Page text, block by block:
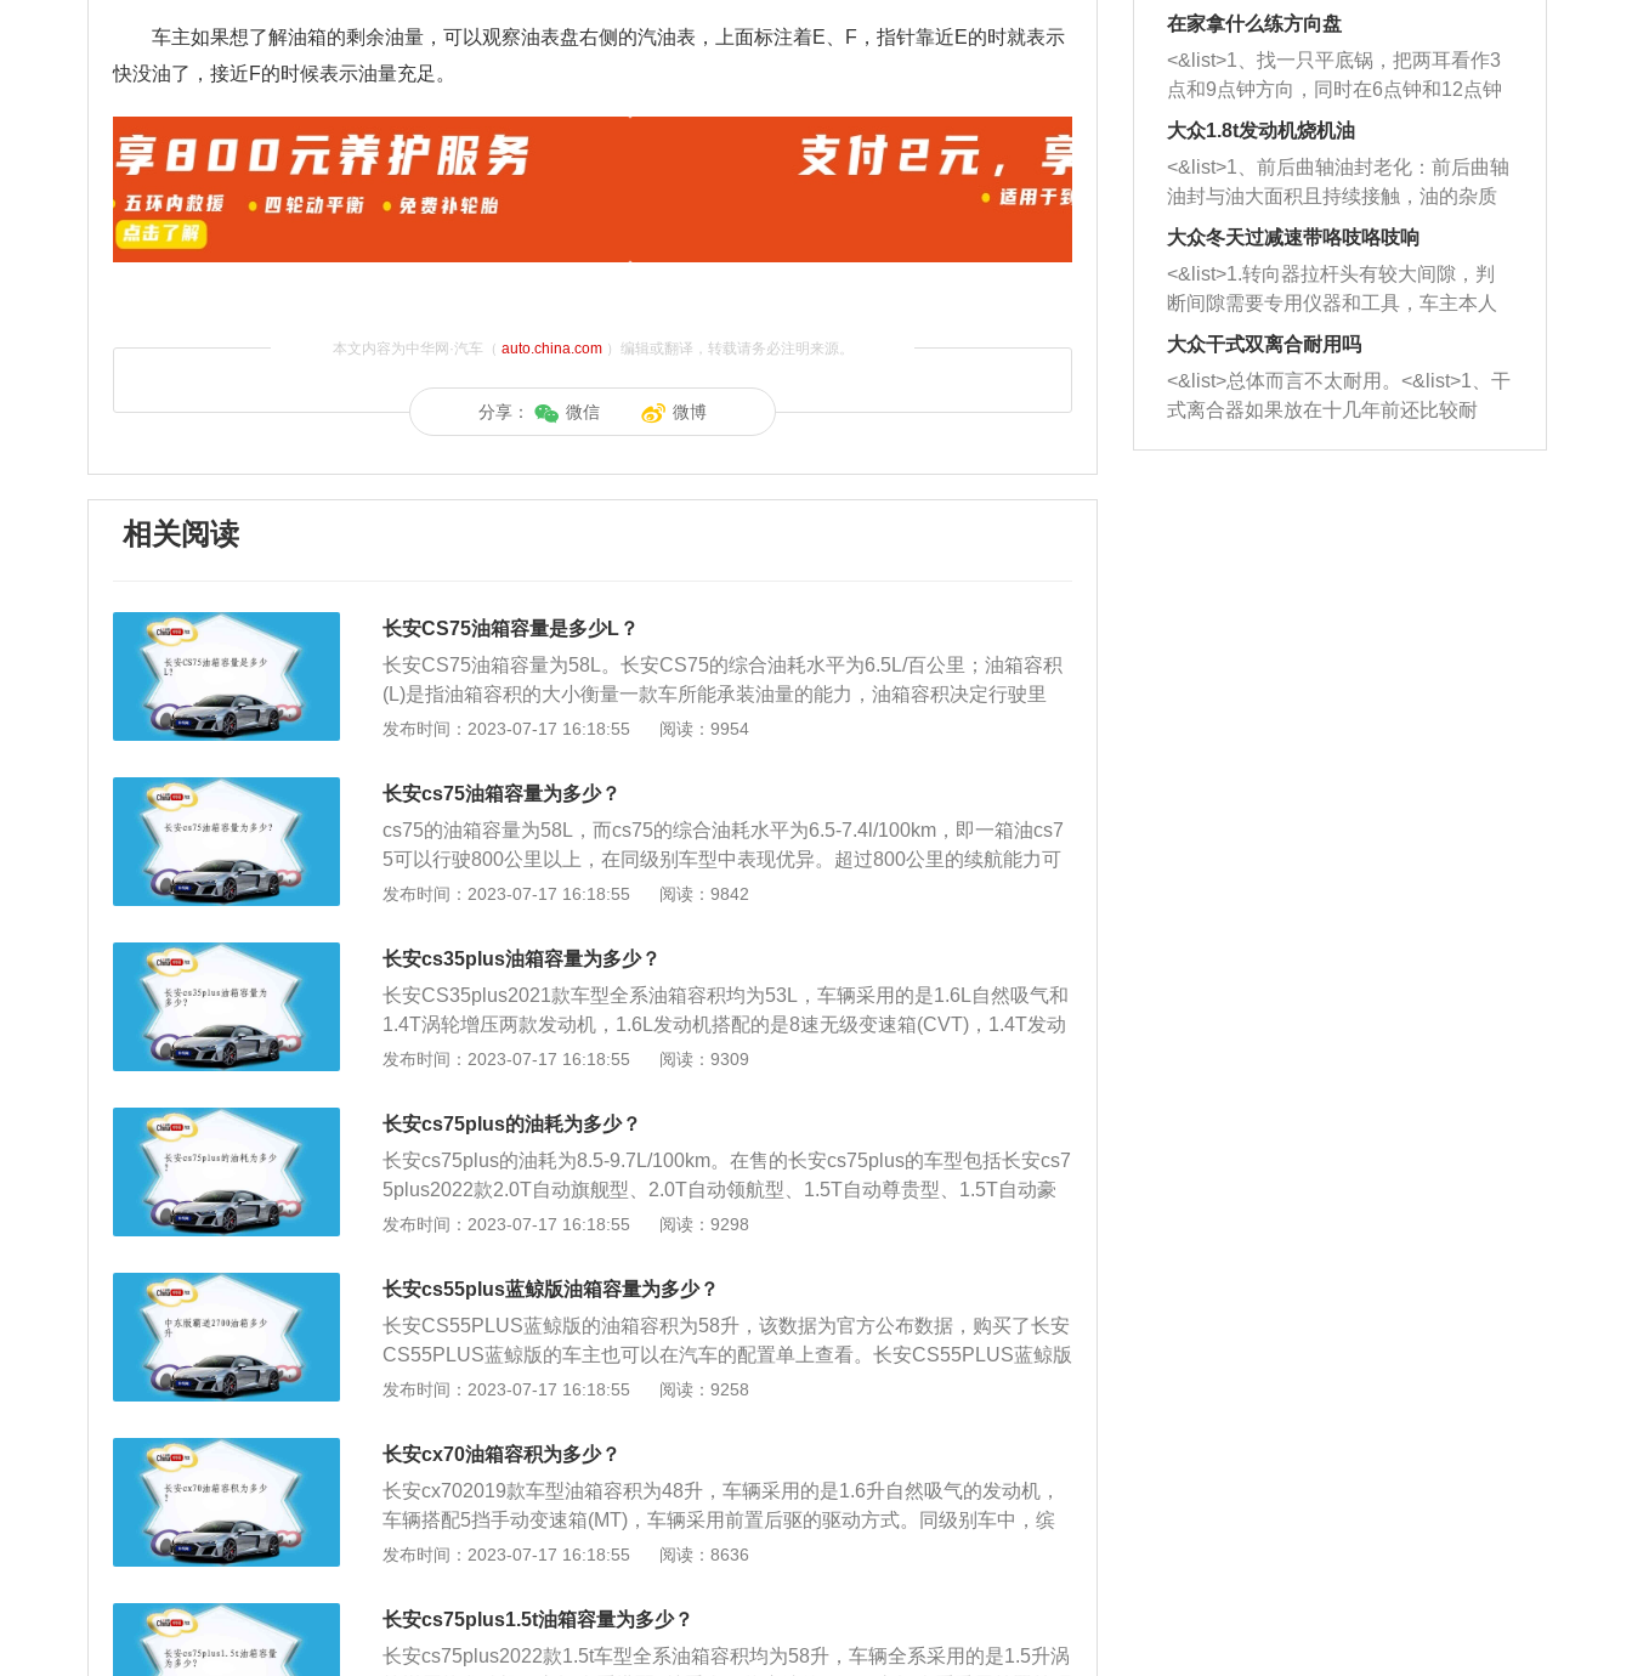
车主如果想了解油箱的剩余油量，可以观察油表盘右侧的汽油表，上面标注着E、F，指针靠近E的时就表示
快没油了，接近F的时候表示油量充足。
本文内容为中华网·汽车（ auto.china.com）编辑或翻译，转载请务必注明来源。
分享： 微信 微博
相关阅读
长安CS75油箱容量是多少L？
长安CS75油箱容量为58L。长安CS75的综合油耗水平为6.5L/百公里；油箱容积
(L)是指油箱容积的大小衡量一款车所能承装油量的能力，油箱容积决定行驶里
程。长安CS75的综合油耗水平为6.5L/百公里。百公里油耗：百公里油耗是指车
耗是厂家在客观环境中，用安装在车辆底盘的测功机测得的值转换为速度参数，
再指定速度行驶，计算出车型的理论实验百公里油耗数据。油箱容积(L)是指油箱
容积的大小衡量一款车所能承装油量的能力，油箱容积决定行驶里程，对于两辆
发动机完全相同的汽车来说，油箱越大跑得越远。汽车燃油箱标注的额定容量是
汽车出厂说明书上标注的油箱容量，从汽车安全角度和燃油热胀冷缩的特性来考
发布时间：2023-07-17 16:18:55 阅读：9954
长安cs75油箱容量为多少？
cs75的油箱容量为58L，而cs75的综合油耗水平为6.5-7.4l/100km，即一箱油cs7
5可以行驶800公里以上，在同级别车型中表现优异。超过800公里的续航能力可
以满足大部分旅行需求。当然，由于驾驶环境和车主个人驾驶习惯的影响，驾驶
耗水平为6.5-7.4l/100km，即一箱油cs75可以行驶800公里以上，在同级别车型中
表现优异。超过800公里的续航能力可以满足大部分旅行需求。当然，由于驾驶
环境和车主个人驾驶习惯的影响，驾驶过程中的实际油耗水平会发生变化。2、
如何设置汽车油箱的容量，一般限制为汽车加油后能行驶500公里左右。油耗高
的油箱大，油耗低的油箱小。
发布时间：2023-07-17 16:18:55 阅读：9842
长安cs35plus油箱容量为多少？
长安CS35plus2021款车型全系油箱容积均为53L，车辆采用的是1.6L自然吸气和
1.4T涡轮增压两款发动机，1.6L发动机搭配的是8速无级变速箱(CVT)，1.4T发动
机搭配的是7速湿式双离合变速箱(DCT)。同级别车中，柯米克2022款油箱容积5
际加油过程中，油的量可能会超出标定的容积，这是由于汽车厂家所标定的油箱
容积是从油箱底到安全界度的容积，而从安全界度到油箱口还有一定的空间，这
个空间是为了保证油箱内的油品在温度变高的情况下膨胀，而不至于溢出油箱的
安全空间。如果在加油过程中把油加到油箱口，就会产生实际加油量比标定油箱
容积大的情况。车主如果想了解油箱的剩余油量，可以观察油表盘右侧的汽油
充足。
发布时间：2023-07-17 16:18:55 阅读：9309
长安cs75plus的油耗为多少？
长安cs75plus的油耗为8.5-9.7L/100km。在售的长安cs75plus的车型包括长安cs7
5plus2022款2.0T自动旗舰型、2.0T自动领航型、1.5T自动尊贵型、1.5T自动豪
华型、1.5T自动精英型5款。官方NEDC综合油耗比真实油耗低一点，为6.5-8.1L/
合油耗9L/100km，荣威RX5-MAX-NEDC综合油耗6.8-8.9L/100km，星越L-NED
C综合油耗6.8-7.8L/100km，拿铁DHT-NEDC综合油耗4.9L/100km。汽车油耗的
高低与五大因素直接相关，即驾驶习惯、汽车本身、道路状态、自然风、环境温
度。具体如下：驾驶习惯：驾驶粗暴，比如急加油、经常超车、遇红灯不提前松
油门，耗油增加。汽车本身：排量大的车比排量小的车油耗大，因为排量大功率
要更大的驱动扭矩。道路状态：土路、泥泞路、松软路面、山路等，在这些路面
行驶，阻力大，耗油增加。自然风：迎风行驶、大风天行驶，汽车阻力增大，油
耗增加。环境温度低，发动机缸体温度低，冷起动时喷入的汽油不易雾化，需要
转速来热车，这也会增大油耗。
发布时间：2023-07-17 16:18:55 阅读：9298
长安cs55plus蓝鲸版油箱容量为多少？
长安CS55PLUS蓝鲸版的油箱容积为58升，该数据为官方公布数据，购买了长安
CS55PLUS蓝鲸版的车主也可以在汽车的配置单上查看。长安CS55PLUS蓝鲸版
的燃油标号为92号，百公里油耗为5.7到6.2L，加满一箱油可以跑的里程为935到
的燃油表进行读数的观察，如果没有其他问题，油量的数值会真实的反应到油表
上。仪表的燃油表一般有5到6格，一般燃油表还剩2格的时候就要加油，以免开
到半路没油的情况发生。实际加油过程中，油的量可能会超出标定的容积，这是
由于汽车厂家所标定的油箱容积是从油箱底到安全界度的容积，而从安全界度到
油箱口还有一定的空间，这个空间是为了保证油箱内的油品在温度变高的情况下
产生实际加油量比标定油箱容积大的情况。
发布时间：2023-07-17 16:18:55 阅读：9258
长安cx70油箱容积为多少？
长安cx702019款车型油箱容积为48升，车辆采用的是1.6升自然吸气的发动机，
车辆搭配5挡手动变速箱(MT)，车辆采用前置后驱的驱动方式。同级别车中，缤
越2021款油箱容积45升，宋2021款经典版油箱容积63升，哈弗M62021款PLUS
汽车厂家所标定的油箱容积是从油箱底到安全界度的容积，而从安全界度到油箱
口还有一定的空间，这个空间是为了保证油箱内的油品在温度变高的情况下膨
胀，而不至于溢出油箱的安全空间。如果在加油过程中把油加到油箱口，就会产
发布时间：2023-07-17 16:18:55 阅读：8636
长安cs75plus1.5t油箱容量为多少？
长安cs75plus2022款1.5t车型全系油箱容积均为58升，车辆全系采用的是1.5升涡
者是细棍，直接将杂物给取出来，如果
堵塞情况比较严重，也可以采取应急措
施。 <&list>2、直接利用木棍将所有的
杂物推到排气管里面的位置处，然后将
三元催化器拆解开，就可以将堵塞的东
西取出来。但如果是因为积碳过多引起
的堵塞，就需要将三元催化器泡在草酸
洗剂对堵塞的情况得到解决，将清洗剂
放在燃油箱中，与燃油混合后，车辆启
动时，就可以和汽油一起进入到燃烧
室，最后形成废气排出，就可以让三元
催化器得到清洗，排气管堵塞的情况就
能够得到解决。
在家拿什么练方向盘
<&list>1、找一只平底锅，把两耳看作3
点和9点钟方向，同时在6点钟和12点钟
方向做一个标记。 <&list>2、双手握住
一圈半的练习，往右同样也要打相同的
圈数。 <&list>3、最后强调要反复练
习，这样就可以形成肌肉记忆，在真实
驾驶车辆时，不需要记忆也能打好方
向。
大众1.8t发动机烧机油
<&list>1、前后曲轴油封老化：前后曲轴
油封与油大面积且持续接触，油的杂质
和发动机内持续温度变化使其密封效果
逐渐减弱，导致渗油或漏油。<&list>2、
活塞间隙过大：积碳会使活塞环与缸体
的间隙扩大，导致机油流入燃烧室中，
造成烧机油。<&list>3、机油粘度。使用
机油粘度过小的话，同样会有烧机油现
象，机油粘度过小具有很好的流动性，
大众冬天过减速带咯吱咯吱响
<&list>1.转向器拉杆头有较大间隙，判
断间隙需要专用仪器和工具，车主本人
无法制作，需要将车辆送到修理厂或4s
店；<&list>2.车辆半轴套管防尘罩破
裂，破裂后会出现漏油现象，使半轴磨
损严重，磨损的半轴容易损坏，产生异
响；<&list>3.稳定器的转向胶套和球头
大众干式双离合耐用吗
<&list>总体而言不太耐用。<&list>1、干
式离合器如果放在十几年前还比较耐